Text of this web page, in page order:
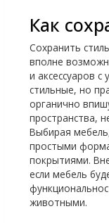
Как
Сохранить
вполне
и аксессуаров
стильные, но
органично
пространства,
Выбирая
простыми
покрытиями.
если мебель
животными.